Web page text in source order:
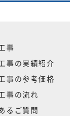
事
事の実績紹介
事の参考価格
事の流れ
るご質問